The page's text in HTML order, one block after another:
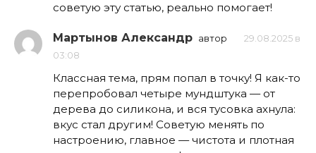
советую эту статью, реально помогает!
Мартынов Александр автор
29.08.2025 в
03:08
Классная тема, прям попал в точку! Я как-то
перепробовал четыре мундштука — от
дерева до силикона, и вся тусовка ахнула:
вкус стал другим! Советую менять по
настроению, главное — чистота и плотная